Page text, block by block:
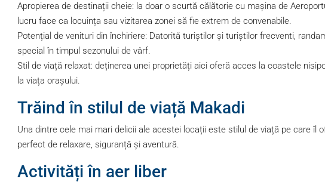
Apropierea de destinații cheie: la doar o scurtă călătorie cu mașina de
lucru face ca locuința sau vizitarea zonei să fie extrem de convenabile.
Potențial de venituri din închiriere: Datorită turiștilor și turiștilor frecventi,
special în timpul sezonului de vârf.
Stil de viață relaxat: deținerea unei proprietăți aici oferă acces la coastele
la viața orașului.
Trăind în stilul de viață Makadi
Una dintre cele mai mari delicii ale acestei locații este stilul de viață pe care îl
perfect de relaxare, siguranță și aventură.
Activități în aer liber